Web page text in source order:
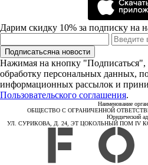
Дарим скидку 10% за подписку на
Подписатьсяна новости
Нажимая на кнопку "Подписаться",
обработку персональных данных,
информационных рассылок и
Пользовательского соглашения.
Наименование
ОБЩЕСТВО С ОГРАНИЧЕННОЙ
Юридический
УЛ. СУРИКОВА, Д. 24, ЭТ ЦОКОЛЬНЫЙ ПОМ IV